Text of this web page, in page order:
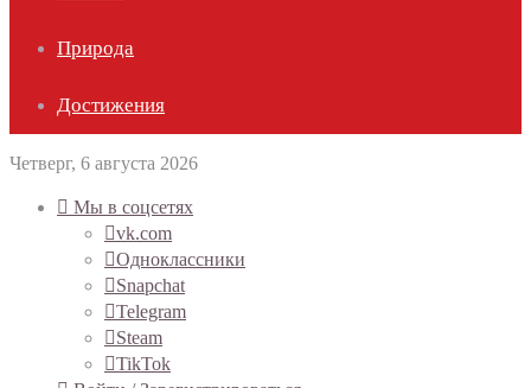
Природа
Достижения
Четверг, 6 августа 2026
Мы в соцсетях
vk.com
Одноклассники
Snapchat
Telegram
Steam
TikTok